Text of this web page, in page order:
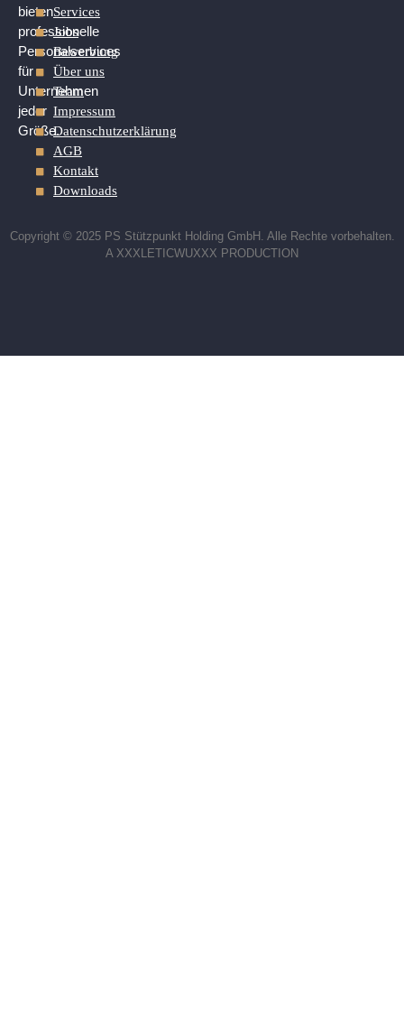
bieten
professionelle
Personalservices
für
Unternehmen
jeder
Größe.
Services
Jobs
Bewerbung
Über uns
Team
Impressum
Datenschutzerklärung
AGB
Kontakt
Downloads
Copyright © 2025 PS Stützpunkt Holding GmbH. Alle Rechte vorbehalten.
A XXXLETICWUXXX PRODUCTION